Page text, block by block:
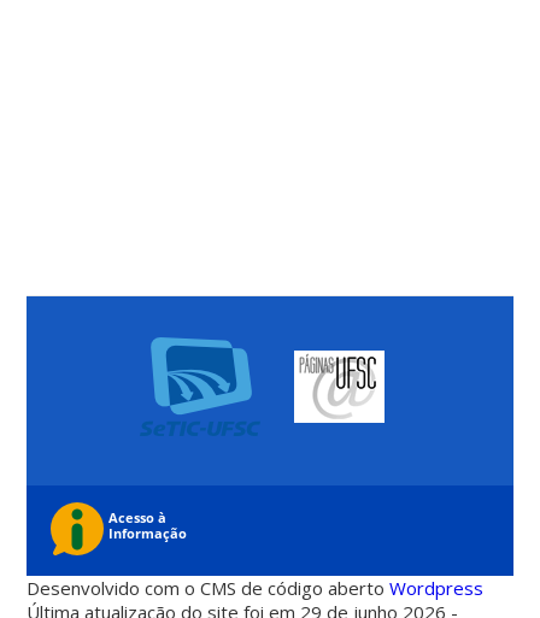
Desenvolvido com o CMS de código abertoWordpress
Última atualização do site foi em 29 de junho 2026 -